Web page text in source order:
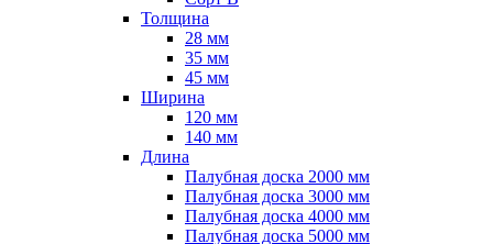
Толщина
28 мм
35 мм
45 мм
Ширина
120 мм
140 мм
Длина
Палубная доска 2000 мм
Палубная доска 3000 мм
Палубная доска 4000 мм
Палубная доска 5000 мм